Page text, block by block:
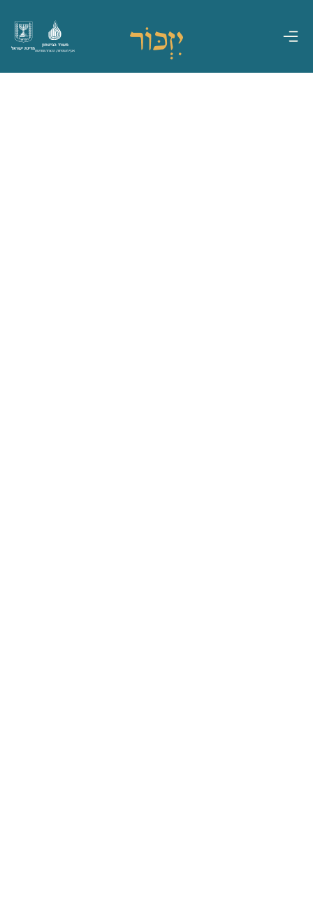
מדינת ישראל
משרד הביטחון
אגף משפחות, הנצחה ומורשת